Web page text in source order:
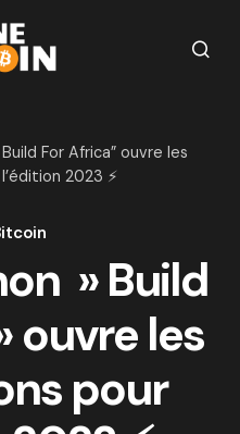
For Africa” ouvre les
2023 ⚡️
» Build
ouvre les
pour